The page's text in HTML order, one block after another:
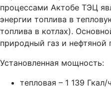
процессами Актобе ТЭЦ
энергии топлива в
топлива в котлах).
природный газ и нефтяной
Установленная мощность:
тепловая – 1 139 Гкал/